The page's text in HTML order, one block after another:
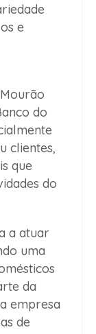
e
do
clientes,
que
do
a atuar
uma
da
empresa
de